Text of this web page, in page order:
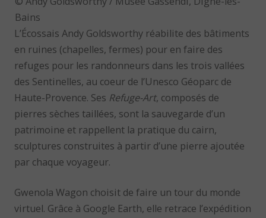
Bains
L’Écossais Andy Goldsworthy réabilite des bâtiments
en ruines (chapelles, fermes) pour en faire des
refuges pour les randonneurs dans les trois vallées
des Sentinelles, au coeur de l’Unesco Géoparc de
Haute-Provence. Ses Refuge-Art, composés de
pierres sèches taillées, sont la sauvegarde d’un
patrimoine et rappellent la pratique du cairn,
sculptures construites à partir d’une pierre ajoutée
par chaque voyageur.
Gwenola Wagon choisit de faire un tour du monde
virtuel. Grâce à Google Earth, elle retrace l’expédition